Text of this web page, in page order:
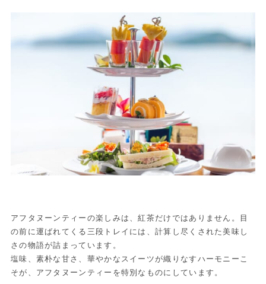
アフタヌーンティーの楽しみは、紅茶だけではありません。目
の前に運ばれてくる三段トレイには、計算し尽くされた美味し
さの物語が詰まっています。
塩味、素朴な甘さ、華やかなスイーツが織りなすハーモニーこ
そが、アフタヌーンティーを特別なものにしています。